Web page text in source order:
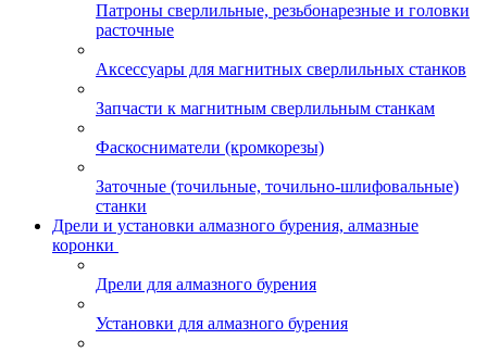
Патроны сверлильные, резьбонарезные и головки
расточные
Аксессуары для магнитных сверлильных станков
Запчасти к магнитным сверлильным станкам
Фаскосниматели (кромкорезы)
Заточные (точильные, точильно-шлифовальные)
станки
Дрели и установки алмазного бурения, алмазные
коронки
Дрели для алмазного бурения
Установки для алмазного бурения